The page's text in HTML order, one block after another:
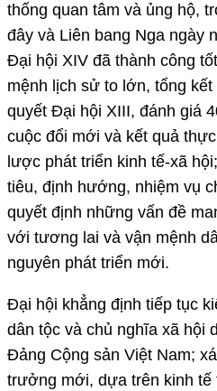
thống quan tâm và ủng hộ,
đây và Liên bang Nga ngày
Đại hội XIV đã thành công
mệnh lịch sử to lớn, tổng
quyết Đại hội XIII, đánh giá
cuộc đổi mới và kết quả
lược phát triển kinh tế-xã
tiêu, định hướng, nhiệm vụ
quyết định những vấn đề
với tương lai và vận mệnh
nguyên phát triển mới.
Đại hội khẳng định tiếp tục
dân tộc và chủ nghĩa xã hội
Đảng Cộng sản Việt Nam;
trưởng mới, dựa trên kinh tế